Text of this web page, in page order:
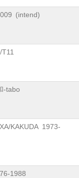
(intend)
-tabo
KAKUDA 1973-
1988